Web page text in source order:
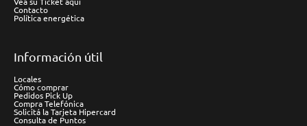
Contacto
Política energética
Información útil
Locales
Cómo comprar
Pedidos Pick Up
Compra Telefónica
Solicitá la Tarjeta Hipercard
Consulta de Puntos